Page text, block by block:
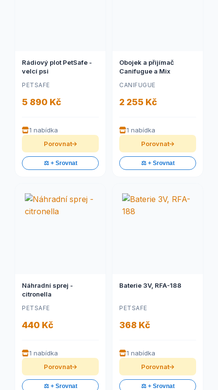
Rádiový plot PetSafe -
velcí psi
PETSAFE
5 890 Kč
1 nabídka
Porovnat
⚖️ + Srovnat
Obojek a přijímač
Canifugue a Mix
CANIFUGUE
2 255 Kč
1 nabídka
Porovnat
⚖️ + Srovnat
Náhradní sprej -
citronella
PETSAFE
440 Kč
1 nabídka
Porovnat
⚖️ + Srovnat
Baterie 3V, RFA-188
PETSAFE
368 Kč
1 nabídka
Porovnat
⚖️ + Srovnat